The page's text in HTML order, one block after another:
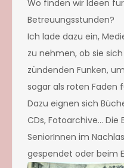
Wo finden wir Ideen
Betreuungsstunden?
Ich lade dazu ein,
zu nehmen, ob sie
zündenden Funken,
sogar als roten Faden
Dazu eignen sich
CDs, Fotoarchive… Die
SeniorInnen im
gespendet oder beim